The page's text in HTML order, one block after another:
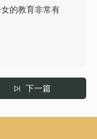
的教育非常有
下一篇